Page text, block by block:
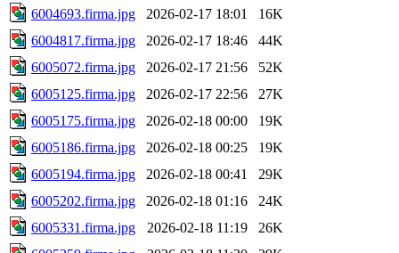
6004693.firma.jpg
2026-02-17 18:01
16K
6004817.firma.jpg
2026-02-17 18:46
44K
6005072.firma.jpg
2026-02-17 21:56
52K
6005125.firma.jpg
2026-02-17 22:56
27K
6005175.firma.jpg
2026-02-18 00:00
19K
6005186.firma.jpg
2026-02-18 00:25
19K
6005194.firma.jpg
2026-02-18 00:41
29K
6005202.firma.jpg
2026-02-18 01:16
24K
6005331.firma.jpg
2026-02-18 11:19
26K